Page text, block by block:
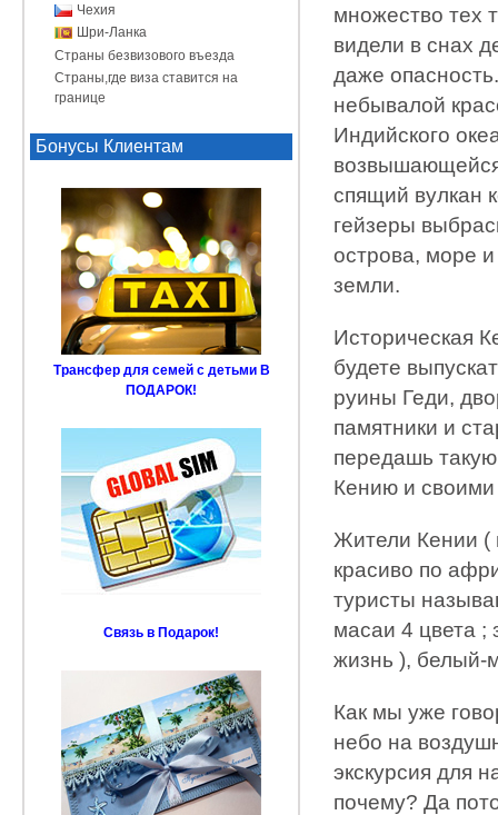
множество тех
видели в снах
даже
небывалой
Индийского
спящий вулкан
гейзеры
острова, море и
земли.
Историческая
будете
руины Геди,
памятники и
передашь
Кению и своими
Жители Кении (
красиво по
туристы
масаи 4 цвета ;
жизнь ), белый-
Как мы уже
небо на
экскурсия для
почему? Да
Чехия
Шри-Ланка
Страны безвизового въезда
Страны,где виза ставится на
границе
Бонусы Клиентам
Трансфер для семей с детьми В
ПОДАРОК!
Связь в Подарок!